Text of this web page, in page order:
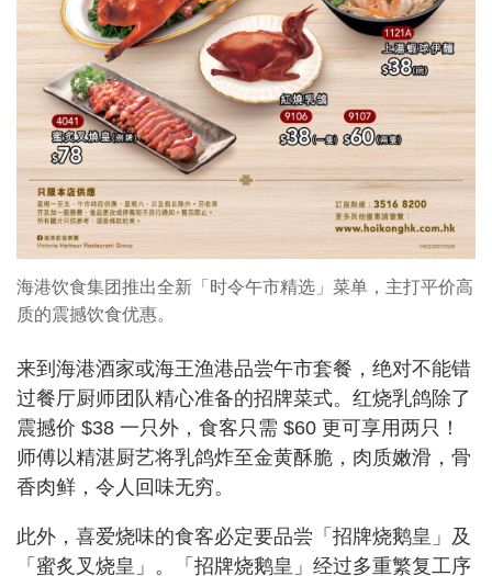
海港饮食集团推出全新「时令午市精选」菜单，主打平价高
质的震撼饮食优惠。
来到海港酒家或海王渔港品尝午市套餐，绝对不能错
过餐厅厨师团队精心准备的招牌菜式。红烧乳鸽除了
震撼价 $38 一只外，食客只需 $60 更可享用两只！
师傅以精湛厨艺将乳鸽炸至金黄酥脆，肉质嫩滑，骨
香肉鲜，令人回味无穷。
此外，喜爱烧味的食客必定要品尝「招牌烧鹅皇」及
「蜜炙叉烧皇」。「招牌烧鹅皇」经过多重繁复工序